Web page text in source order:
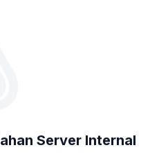
Server Internal